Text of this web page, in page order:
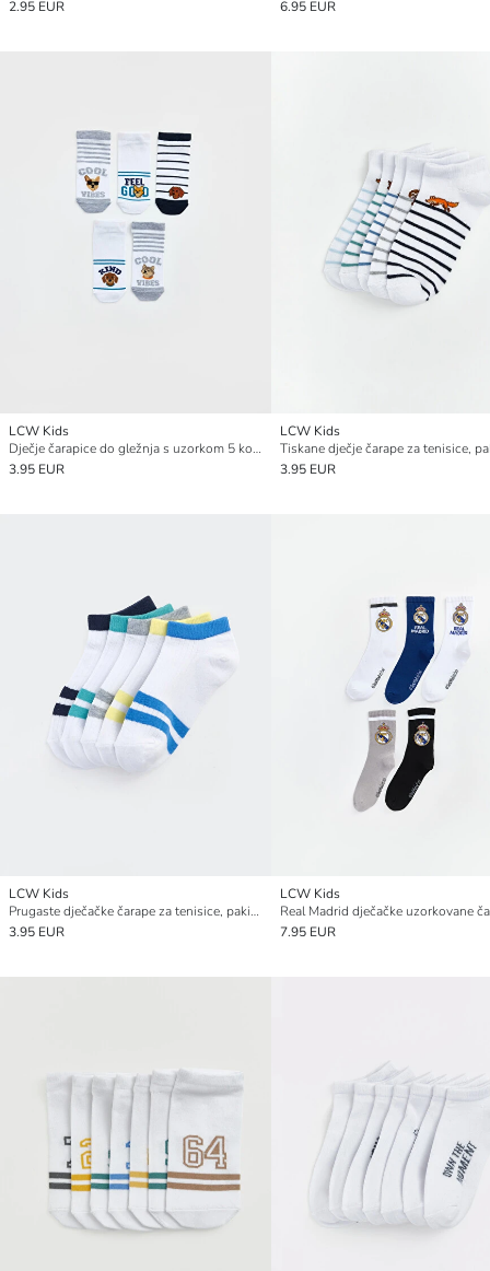
2.95 EUR 6.95 EUR
LCW Kids
Dječje čarapice do gležnja s uzorkom 5 kom
3.95 EUR
LCW Kids
3.95 EUR
LCW Kids
Prugaste dječačke čarape za tenisice, pakiranje od 5 komada
3.95 EUR
LCW Kids
7.95 EUR